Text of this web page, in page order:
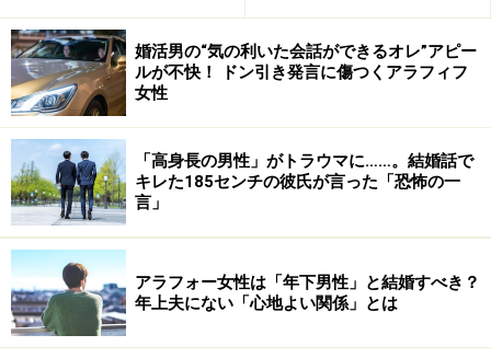
診して、ホルモン療法を受けるようになって徐々に落ち
着いていきました。主治医の女医さんが信頼できる人だ
ったからすごく安心したのも快方への助けになりました
ね」
家庭内が平穏になったと思ったのもつかの間、1年半ほ
ど前から今度は夫の様子がおかしくなった。
「彼、職場から出向を命じられたんですよ。夫はもとも
と柔軟性があまりない。だから私の変化にも対応できな
かったんですが、自分の立場が変わったことにも対処で
婚活男の“気の利いた会話ができるオレ”アピー
ルが不快！ ドン引き発言に傷つくアラフィフ
女性
「高身長の男性」がトラウマに……。結婚話で
キレた185センチの彼氏が言った「恐怖の一
言」
アラフォー女性は「年下男性」と結婚すべき？
年上夫にない「心地よい関係」とは